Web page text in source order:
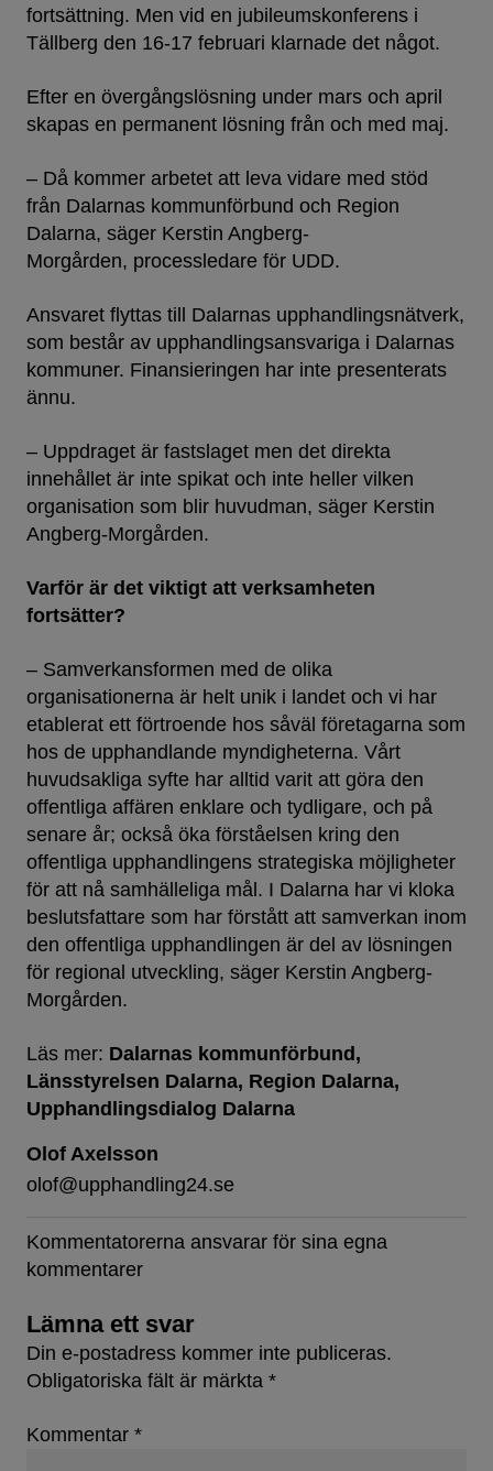
fortsättning. Men vid en jubileumskonferens i
Tällberg den 16-17 februari klarnade det något.
Efter en övergångslösning under mars och april
skapas en permanent lösning från och med maj.
– Då kommer arbetet att leva vidare med stöd
från Dalarnas kommunförbund och Region
Dalarna, säger Kerstin Angberg-
Morgården, processledare för UDD.
Ansvaret flyttas till Dalarnas upphandlingsnätverk,
som består av upphandlingsansvariga i Dalarnas
kommuner. Finansieringen har inte presenterats
ännu.
– Uppdraget är fastslaget men det direkta
innehållet är inte spikat och inte heller vilken
organisation som blir huvudman, säger Kerstin
Angberg-Morgården.
Varför är det viktigt att verksamheten
fortsätter?
– Samverkansformen med de olika
organisationerna är helt unik i landet och vi har
etablerat ett förtroende hos såväl företagarna som
hos de upphandlande myndigheterna. Vårt
huvudsakliga syfte har alltid varit att göra den
offentliga affären enklare och tydligare, och på
senare år; också öka förståelsen kring den
offentliga upphandlingens strategiska möjligheter
för att nå samhälleliga mål. I Dalarna har vi kloka
beslutsfattare som har förstått att samverkan inom
den offentliga upphandlingen är del av lösningen
för regional utveckling, säger Kerstin Angberg-
Morgården.
Läs mer: Dalarnas kommunförbund
Länsstyrelsen Dalarna Region Dalarna
Upphandlingsdialog Dalarna
Olof Axelsson
olof@upphandling24.se
Kommentatorerna ansvarar för sina egna
kommentarer
Lämna ett svar
Din e-postadress kommer inte publiceras.
Obligatoriska fält är märkta *
Kommentar *